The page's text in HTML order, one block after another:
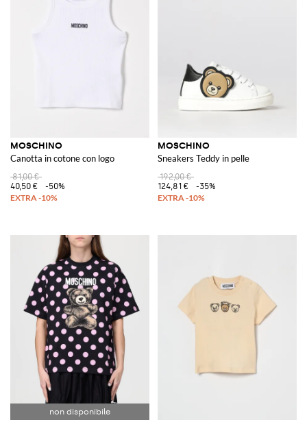
MOSCHINO
Canotta in cotone con logo
81,00 €
40,50 €
-50%
MOSCHINO
Sneakers Teddy in pelle
192,00 €
124,81 €
-35%